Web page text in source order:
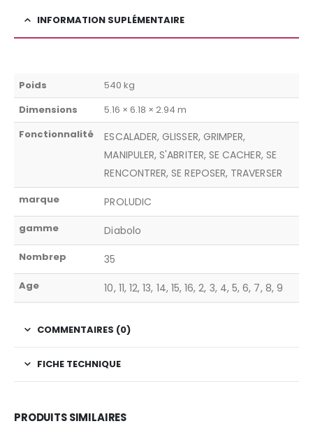
INFORMATION SUPLÉMENTAIRE
Poids
540 kg
Dimensions
5.16 × 6.18 × 2.94 m
Fonctionnalité
ESCALADER, GLISSER, GRIMPER,
MANIPULER, S'ABRITER, SE CACHER, SE
RENCONTRER, SE REPOSER, TRAVERSER
marque PROLUDIC
gamme Diabolo
Nombrep 35
Age 10, 11, 12, 13, 14, 15, 16, 2, 3, 4, 5, 6, 7, 8, 9
COMMENTAIRES (0)
FICHE TECHNIQUE
PRODUITS SIMILAIRES